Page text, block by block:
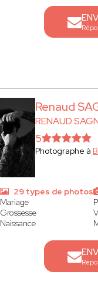
Renaud
RENAUD
5
Photographe à
29 types de photos
Mariage
Grossesse
Naissance